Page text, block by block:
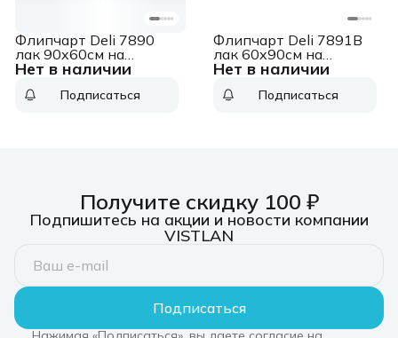
Нет в наличии
Флипчарт Deli 7890
лак 90x60см на
подставке белый/
аксессуарами
Подписаться
Нет в наличии
Флипчарт Deli 7891B
лак 60x90см на
подставке белый/
аксессуарами
Подписаться
Получите скидку 100 ₽
Подпишитесь на акции и новости компании
VISTLAN
Подписаться